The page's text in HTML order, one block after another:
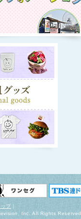
プ｜
Inc. All Rights